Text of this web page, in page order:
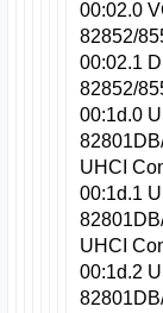
00:02.0
82852/
00:02.1
82852/
00:1d.0
UHCI
00:1d.1
UHCI
00:1d.2